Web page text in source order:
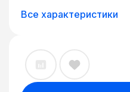
Все характеристики